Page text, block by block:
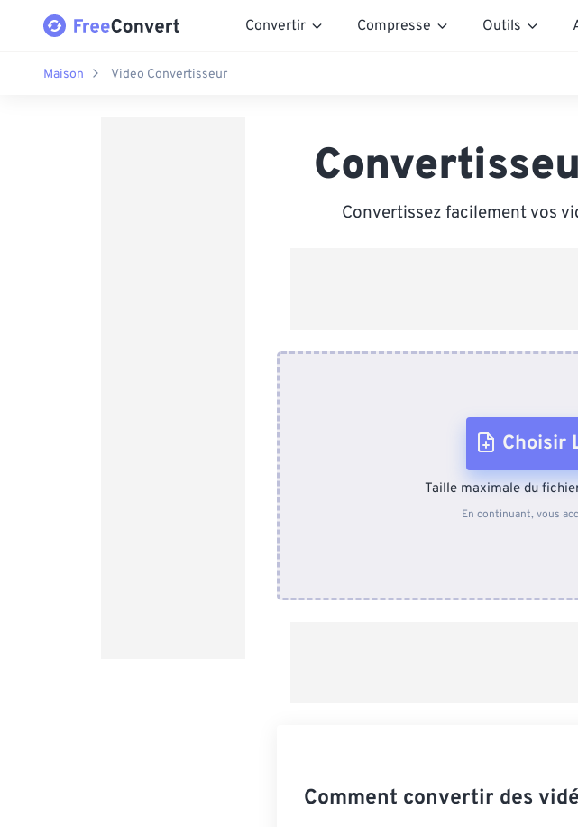
Convertir Compresse Outils
Maison Video Convertisseur
Convertissez facilement vos
Choisir
Taille maximale du
En continuant, vous
Comment convertir des